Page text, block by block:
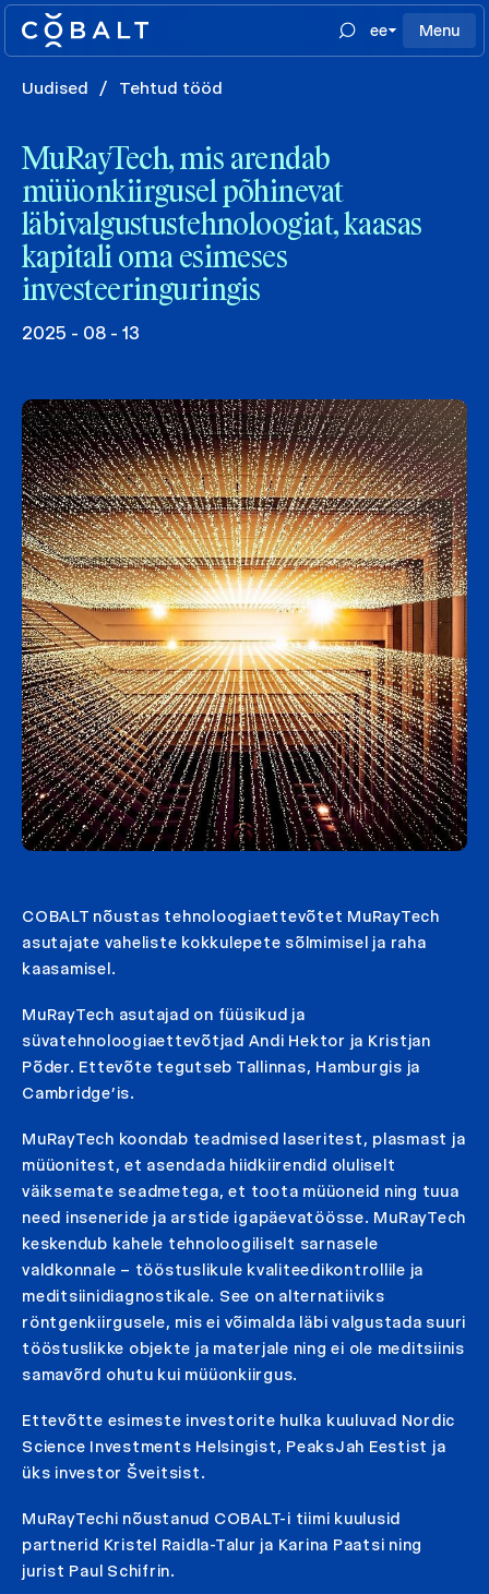
ee Menu
Uudised / Tehtud tööd
MuRayTech, mis arendab
müüonkiirgusel põhinevat
läbivalgustustehnoloogiat, kaasas
kapitali oma esimeses
investeeringuringis
2025 - 08 - 13
COBALT nõustas tehnoloogiaettevõtet MuRayTech
asutajate vaheliste kokkulepete sõlmimisel ja raha
kaasamisel.
MuRayTech asutajad on füüsikud ja
süvatehnoloogiaettevõtjad Andi Hektor ja Kristjan
Põder. Ettevõte tegutseb Tallinnas, Hamburgis ja
Cambridge’is.
MuRayTech koondab teadmised laseritest, plasmast ja
müüonitest, et asendada hiidkiirendid oluliselt
väiksemate seadmetega, et toota müüoneid ning tuua
need inseneride ja arstide igapäevatöösse. MuRayTech
keskendub kahele tehnoloogiliselt sarnasele
valdkonnale – tööstuslikule kvaliteedikontrollile ja
meditsiinidiagnostikale. See on alternatiiviks
röntgenkiirgusele, mis ei võimalda läbi valgustada suuri
tööstuslikke objekte ja materjale ning ei ole meditsiinis
samavõrd ohutu kui müüonkiirgus.
Ettevõtte esimeste investorite hulka kuuluvad Nordic
Science Investments Helsingist, PeaksJah Eestist ja
üks investor Šveitsist.
MuRayTechi nõustanud COBALT-i tiimi kuulusid
partnerid Kristel Raidla-Talur ja Karina Paatsi ning
jurist Paul Schifrin.